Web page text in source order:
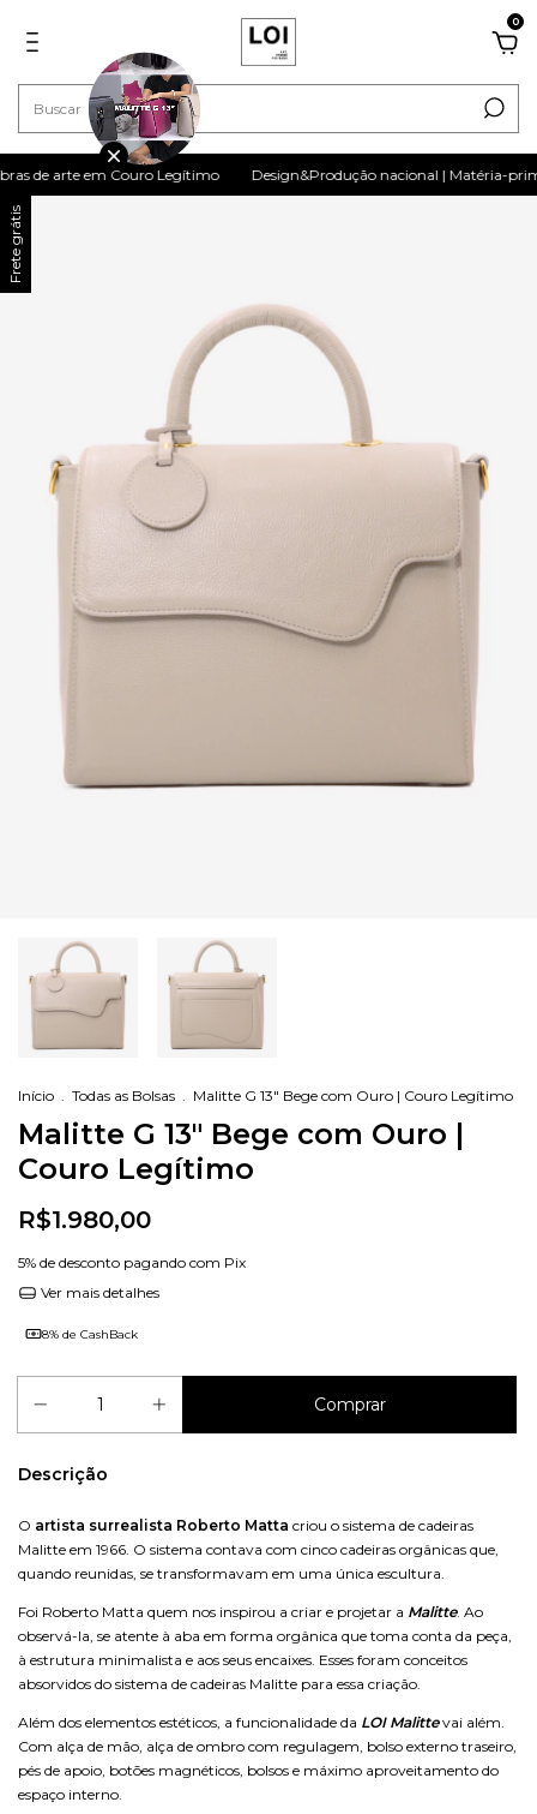
0
de arte em Couro Legítimo Design&Produção nacional | Matéria-prima
Frete grátis
Início . Todas as Bolsas . Malitte G 13" Bege com Ouro | Couro Legítimo
Malitte G 13" Bege com Ouro |
Couro Legítimo
R$1.980,00
5% de desconto pagando com Pix
Ver mais detalhes
8% de CashBack
Descrição
O artista surrealista Roberto Matta criou o sistema de cadeiras
Malitte em 1966. O sistema contava com cinco cadeiras orgânicas que,
quando reunidas, se transformavam em uma única escultura.
Foi Roberto Matta quem nos inspirou a criar e projetar a Malitte. Ao
observá-la, se atente à aba em forma orgânica que toma conta da peça,
à estrutura minimalista e aos seus encaixes. Esses foram conceitos
absorvidos do sistema de cadeiras Malitte para essa criação.
Além dos elementos estéticos, a funcionalidade da LOI Malittevai além.
Com alça de mão, alça de ombro com regulagem, bolso externo traseiro,
pés de apoio, botões magnéticos, bolsos e máximo aproveitamento do
espaço interno.